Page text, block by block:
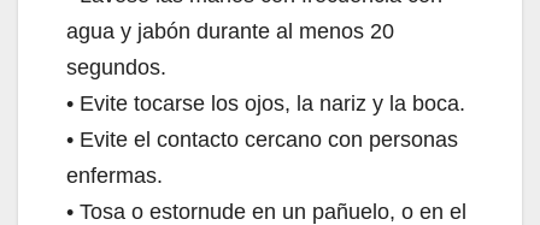
V
i
agua y jabón durante al menos 20
segundos.
• Evite tocarse los ojos, la nariz y la boca.
• Evite el contacto cercano con personas
enfermas.
• Tosa o estornude en un pañuelo, o en el